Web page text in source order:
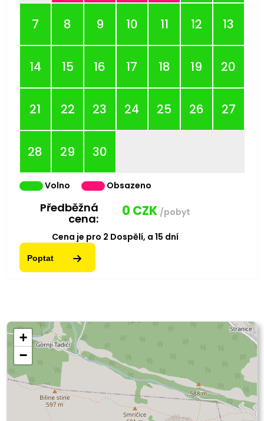
7 8 9 10 11 12 13
14 15 16 17 18 19 20
21 22 23 24 25 26 27
28 29 30
Volno Obsazeno
Předběžná
cena: 0 CZK /pobyt
Cena je pro 2 Dospělí, a 15 dní
Poptat
+
−